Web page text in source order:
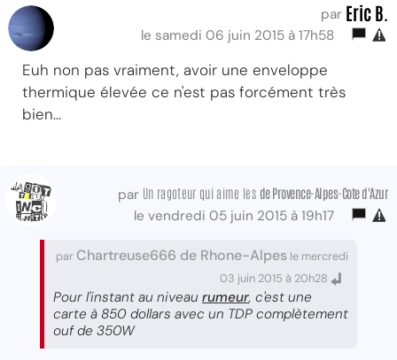
par Eric B.
le samedi 06 juin 2015 à 17h58
Euh non pas vraiment, avoir une enveloppe
thermique élevée ce n'est pas forcément très
bien...
par Un ragoteur qui aime les de Provence-Alpes-Cote d'Azur
le vendredi 05 juin 2015 à 19h17
par Chartreuse666 de Rhone-Alpes le mercredi
03 juin 2015 à 20h28
Pour l'instant au niveau rumeur, c'est une
carte à 850 dollars avec un TDP complètement
ouf de 350W